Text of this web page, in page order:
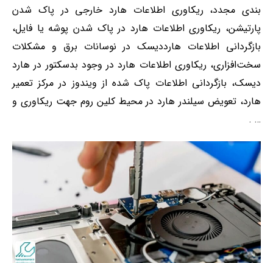
بندی مجدد، ریکاوری اطلاعات هارد خارجی در پاک شدن
پارتیشن، ریکاوری اطلاعات هارد در پاک شدن پوشه یا فایل،
بازگردانی اطلاعات هارددیسک در نوسانات برق و مشکلات
سخت‌افزاری، ریکاوری اطلاعات هارد در وجود بدسکتور در هارد
دیسک، بازگردانی اطلاعات پاک شده از ویندوز در مرکز تعمیر
هارد، تعویض سیلندر هارد در محیط کلین روم جهت ریکاوری و
… .